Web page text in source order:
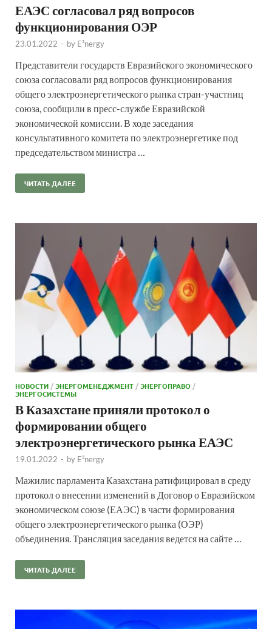
ЕАЭС согласовал ряд вопросов
функционирования ОЭР
23.01.2022 - by E²nergy
Представители государств Евразийского экономического
союза согласовали ряд вопросов функционирования
общего электроэнергетического рынка стран-участниц
союза, сообщили в пресс-службе Евразийской
экономической комиссии. В ходе заседания
консультативного комитета по электроэнергетике под
председательством министра …
ЧИТАТЬ ДАЛЕЕ
НОВОСТИ /ЭНЕРГОМЕНЕДЖМЕНТ /ЭНЕРГОПРАВО /
ЭНЕРГОСИСТЕМЫ
В Казахстане приняли протокол о
формировании общего
электроэнергетического рынка ЕАЭС
19.01.2022 - by E²nergy
Мажилис парламента Казахстана ратифицировал в среду
протокол о внесении изменений в Договор о Евразийском
экономическом союзе (ЕАЭС) в части формирования
общего электроэнергетического рынка (ОЭР)
объединения. Трансляция заседания ведется на сайте …
ЧИТАТЬ ДАЛЕЕ